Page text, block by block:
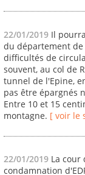
22/01/2019 Il
du département de
difficultés de
souvent, au col de
tunnel de l'Epine,
pas être épargnés
Entre 10 et 15
montagne. [ voir le
22/01/2019 La cour
condamnation